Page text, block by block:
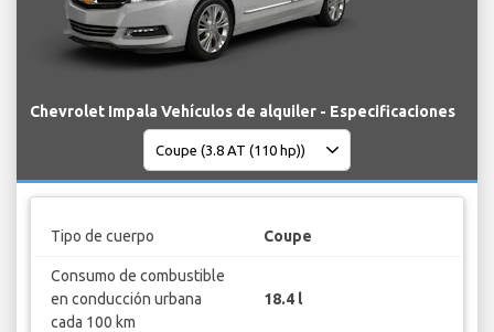
Chevrolet Impala Vehículos de alquiler - Especificaciones
Tipo de cuerpo Coupe
Consumo de combustible
en conducción urbana
cada 100 km
18.4 l